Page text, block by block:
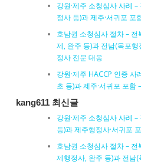
강원·제주 소청심사 사례
정사 등)과 제주·서귀포 포
호남권 소청심사 절차 –
제, 완주 등)과 전남(목포
정사 전문 대응
강원·제주 HACCP 인증
초 등)과 제주·서귀포 포함
kang611 최신글
강원·제주 소청심사 사례
등)과 제주행정사·서귀포
호남권 소청심사 절차 –
제행정사, 완주 등)과 전남